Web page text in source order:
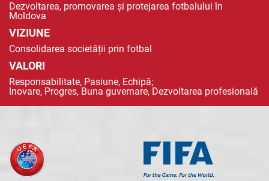
Dezvoltarea, promovarea și protejarea fotbalului în
Moldova
VIZIUNE
Consolidarea societății prin fotbal
VALORI
Responsabilitate, Pasiune, Echipă;
Inovare, Progres, Buna guvernare, Dezvoltarea profesională